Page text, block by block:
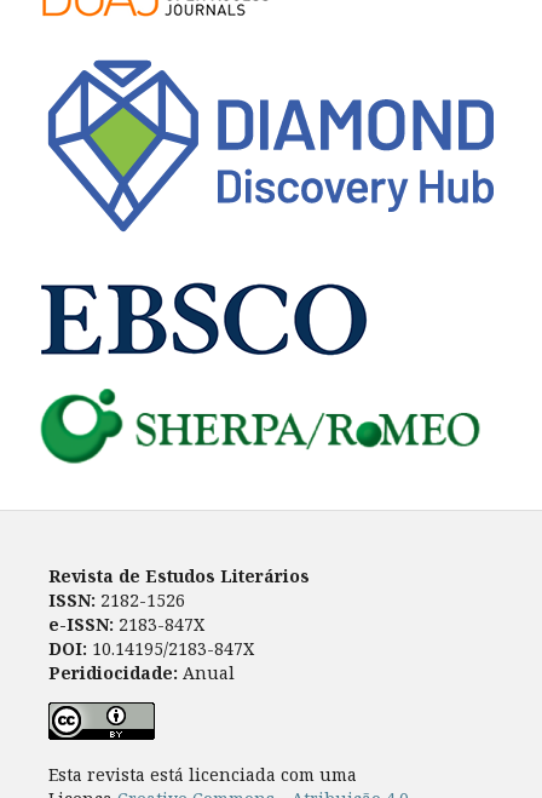
Revista de Estudos Literários
ISSN: 2182-1526
e-ISSN: 2183-847X
DOI: 10.14195/2183-847X
Peridiocidade: Anual
Esta revista está licenciada com uma